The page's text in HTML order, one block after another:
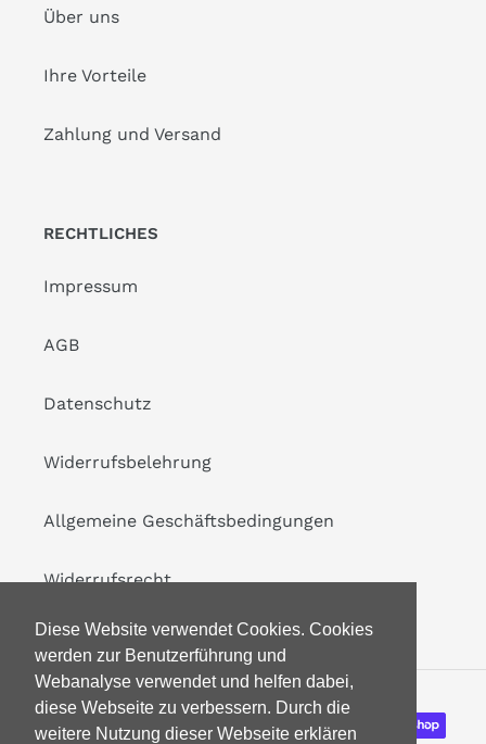
Diese Website verwendet Cookies. Cookies
werden zur Benutzerführung und
Webanalyse verwendet und helfen dabei,
diese Webseite zu verbessern. Durch die
weitere Nutzung dieser Webseite erklären
Über uns
Ihre Vorteile
Zahlung und Versand
RECHTLICHES
Impressum
AGB
Datenschutz
Widerrufsbelehrung
Allgemeine Geschäftsbedingungen
Widerrufsrecht
Zahlungsarten